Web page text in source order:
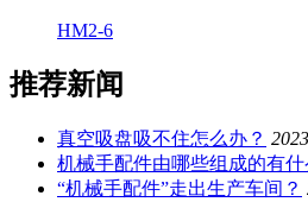
HM2-6
推荐新闻
真空吸盘吸不住怎么办？
机械手配件由哪些组成的有什
“机械手配件”走出生产车间？